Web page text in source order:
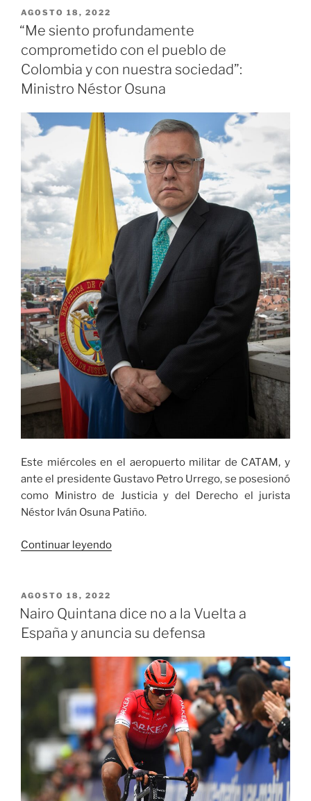
en
fue
sede
de
la
del Campeonato
Nacional
de
Motocrós»
PUBLICADO
EL
AGOSTO 18, 2022
“Me siento profundamente
comprometido con el pueblo de
Colombia y con nuestra sociedad”:
Ministro Néstor Osuna
Este miércoles en el aeropuerto militar de CATAM, y
ante el presidente Gustavo Petro Urrego, se posesionó
como Ministro de Justicia y del Derecho el jurista
Néstor Iván Osuna Patiño.
Continuar leyendo«“Me
con
el
de
Colombia
con
nuestra
sociedad”:
Ministro
Néstor
Osuna»
PUBLICADO
EL
AGOSTO 18, 2022
Nairo Quintana dice no a la Vuelta a
España y anuncia su defensa